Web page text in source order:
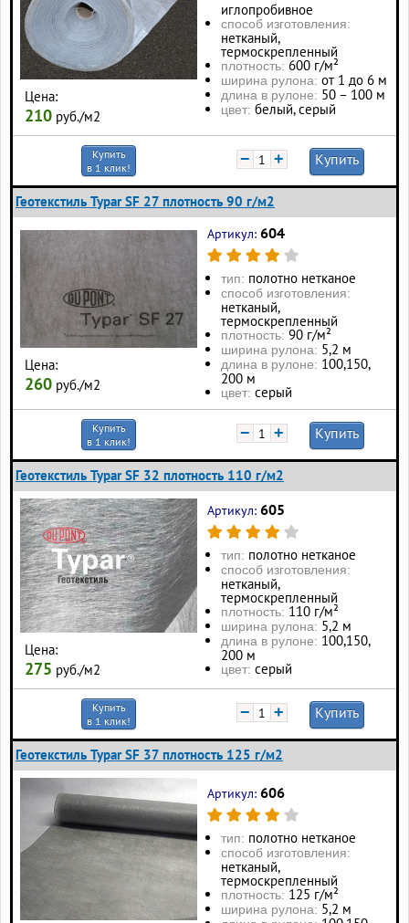
Цена:
210 руб./м2
иглопробивное
способ изготовления:
нетканый,
термоскрепленный
плотность: 600 г/м²
ширина рулона: от 1 до 6 м
длина в рулоне: 50 – 100 м
цвет: белый, серый
Купить
в 1 клик!
− + Купить
Геотекстиль Typar SF 27 плотность 90 г/м2
Цена:
260 руб./м2
Артикул: 604
тип: полотно нетканое
способ изготовления:
нетканый,
термоскрепленный
плотность: 90 г/м²
ширина рулона: 5,2 м
длина в рулоне: 100, 150,
200 м
цвет: серый
Купить
в 1 клик!
− + Купить
Геотекстиль Typar SF 32 плотность 110 г/м2
Цена:
275 руб./м2
Артикул: 605
тип: полотно нетканое
способ изготовления:
нетканый,
термоскрепленный
плотность: 110 г/м²
ширина рулона: 5,2 м
длина в рулоне: 100, 150,
200 м
цвет: серый
Купить
в 1 клик!
− + Купить
Геотекстиль Typar SF 37 плотность 125 г/м2
Артикул: 606
тип: полотно нетканое
способ изготовления:
нетканый,
термоскрепленный
плотность: 125 г/м²
ширина рулона: 5,2 м